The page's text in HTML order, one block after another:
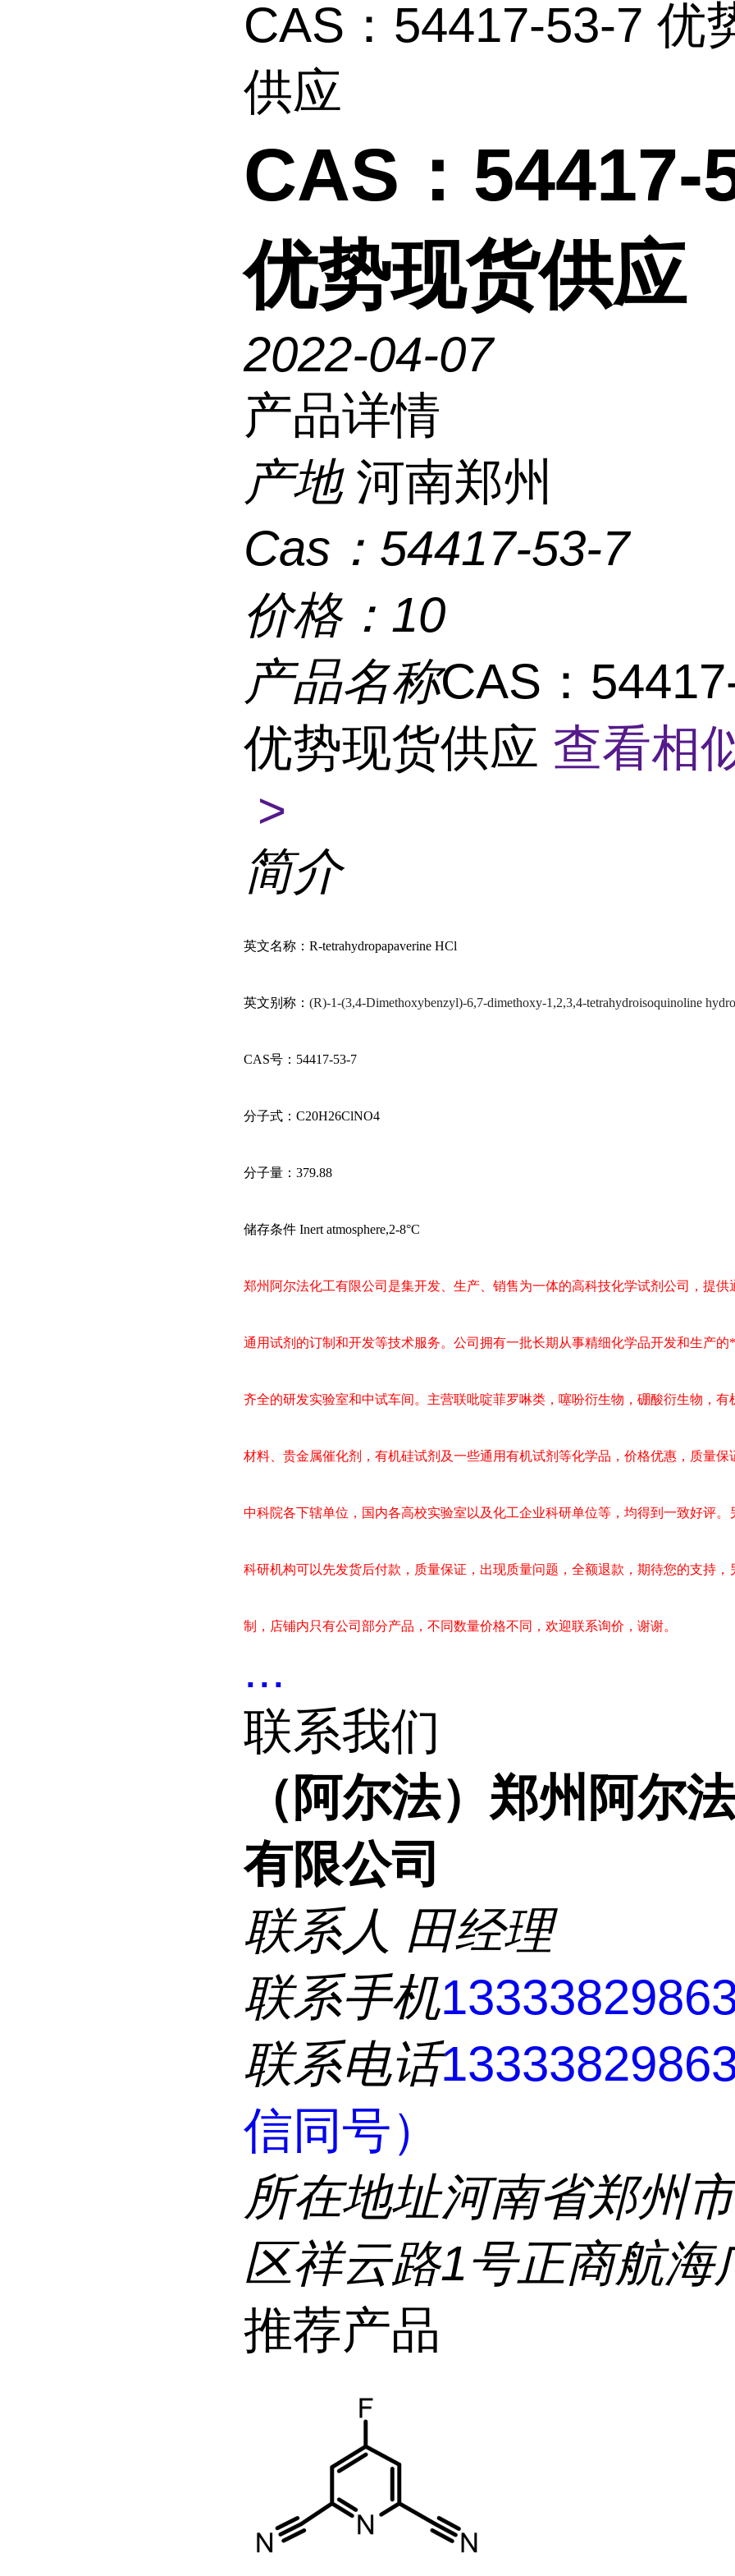
CAS：54417-53-7 优
供应
CAS：54417-
优势现货供应
2022-04-07
产品详情
产地 河南郑州
Cas： 54417-53-7
价格： 10
产品名称CAS：
优势现货供应 查看相
>
简介
英文名称： R-tetrahydropapaverine HCl
英文别称： (R)-1-(3,4-Dimethoxybenzyl)-6,7-dimethoxy-1,2,3,4-tetrahydroisoquinoline
CAS号： 54417-53-7
分子式： C20H26ClNO4
分子量： 379.88
储存条件 Inert atmosphere,2-8°C
郑州阿尔法化工有限公司是集开发、生产、销售为一体的高科技化学试剂公司，提供
通用试剂的订制和开发等技术服务。公司拥有一批长期从事精细化学品开发和生产的
齐全的研发实验室和中试车间。主营联吡啶菲罗啉类，噻吩衍生物，硼酸衍生物，有
材料、贵金属催化剂，有机硅试剂及一些通用有机试剂等化学品，价格优惠，质量保
中科院各下辖单位，国内各高校实验室以及化工企业科研单位等，均得到一致好评。
科研机构可以先发货后付款，质量保证，出现质量问题，全额退款，期待您的支持，
制，店铺内只有公司部分产品，不同数量价格不同，欢迎联系询价，谢谢。
...
联系我们
（阿尔法）郑州阿尔
有限公司
联系人 田经理
联系手机
联系电话
信同号）
所在地址河南省郑州
区祥云路1号正商航海
推荐产品